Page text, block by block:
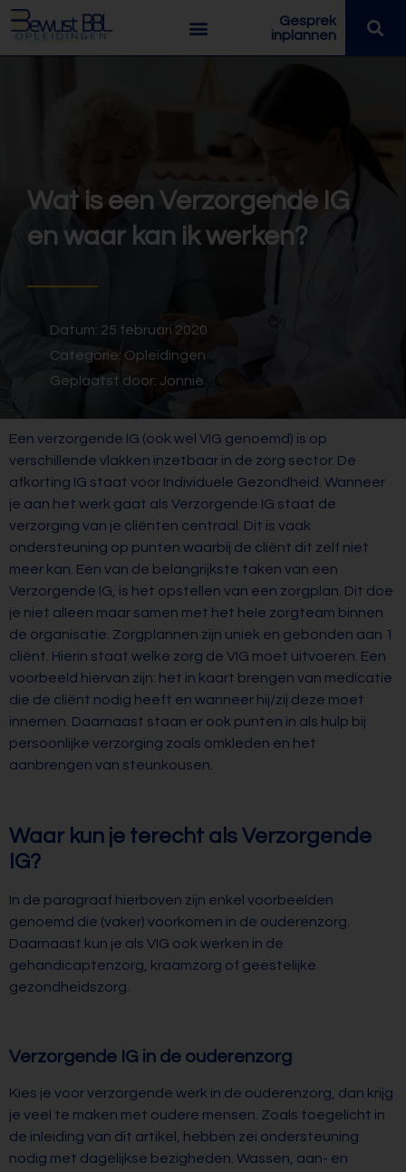
Gesprek
inplannen
Wat is een Verzorgende IG
en waar kan ik werken?
Datum: 25 februari 2020
Categorie: Opleidingen
Geplaatst door: Jonnie
Een verzorgende IG (ook wel VIG genoemd) is op
verschillende vlakken inzetbaar in de zorg sector. De
afkorting IG staat voor Individuele Gezondheid. Wanneer
je aan het werk gaat als Verzorgende IG staat de
verzorging van je cliënten centraal. Dit is vaak
ondersteuning op punten waarbij de cliënt dit zelf niet
meer kan. Een van de belangrijkste taken van een
Verzorgende IG, is het opstellen van een zorgplan. Dit doe
je niet alleen maar samen met het hele zorgteam binnen
de organisatie. Zorgplannen zijn uniek en gebonden aan 1
cliënt. Hierin staat welke zorg de VIG moet uitvoeren. Een
voorbeeld hiervan zijn: het in kaart brengen van medicatie
die de cliënt nodig heeft en wanneer hij/zij deze moet
innemen. Daarnaast staan er ook punten in als hulp bij
persoonlijke verzorging zoals omkleden en het
aanbrengen van steunkousen.
Waar kun je terecht als Verzorgende
IG?
In de paragraaf hierboven zijn enkel voorbeelden
genoemd die (vaker) voorkomen in de ouderenzorg.
Daarnaast kun je als VIG ook werken in de
gehandicaptenzorg, kraamzorg of geestelijke
gezondheidszorg.
Verzorgende IG in de ouderenzorg
Kies je voor verzorgende werk in de ouderenzorg, dan krijg
je veel te maken met oudere mensen. Zoals toegelicht in
de inleiding van dit artikel, hebben zei ondersteuning
nodig met dagelijkse bezigheden. Wassen, aan- en